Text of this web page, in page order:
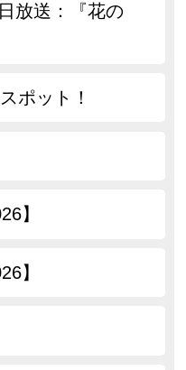
放送：『花の
ポット！
】
】